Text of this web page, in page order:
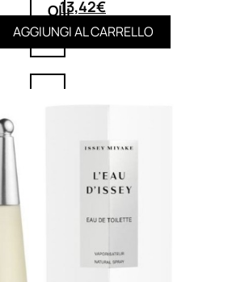
Olii
capelli
Maschere
Lozioni
13,42€
AGGIUNGI AL CARRELLO